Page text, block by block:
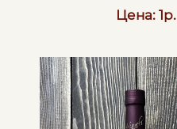
Цена: 1р.